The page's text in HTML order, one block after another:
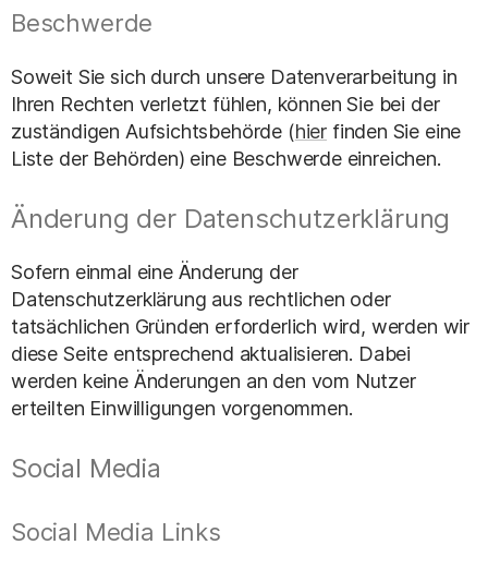
Beschwerde
Soweit Sie sich durch unsere Datenverarbeitung in
Ihren Rechten verletzt fühlen, können Sie bei der
zuständigen Aufsichtsbehörde (hier finden Sie eine
Liste der Behörden) eine Beschwerde einreichen.
Änderung der Datenschutzerklärung
Sofern einmal eine Änderung der
Datenschutzerklärung aus rechtlichen oder
tatsächlichen Gründen erforderlich wird, werden wir
diese Seite entsprechend aktualisieren. Dabei
werden keine Änderungen an den vom Nutzer
erteilten Einwilligungen vorgenommen.
Social Media
Social Media Links